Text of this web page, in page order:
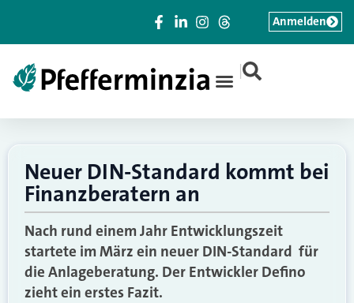
|
Anmelden
Neuer DIN-Standard kommt bei
Finanzberatern an
Nach rund einem Jahr Entwicklungszeit
startete im März ein neuer DIN-Standard für
die Anlageberatung. Der Entwickler Defino
zieht ein erstes Fazit.